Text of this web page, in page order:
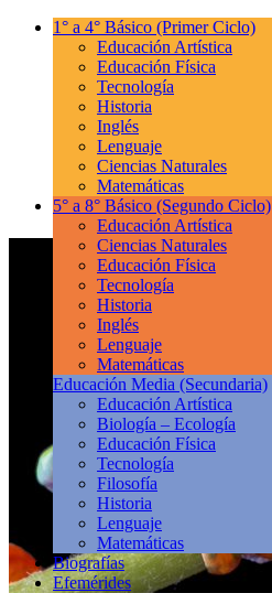
1° a 4° Básico (Primer Ciclo)
Educación Artística
Educación Física
Tecnología
Historia
Inglés
Lenguaje
Ciencias Naturales
Matemáticas
5° a 8° Básico (Segundo Ciclo)
Educación Artística
Ciencias Naturales
Educación Física
Tecnología
Historia
Inglés
Lenguaje
Matemáticas
Educación Media (Secundaria)
Educación Artística
Biología – Ecología
Educación Física
Tecnología
Filosofía
Historia
Lenguaje
Matemáticas
Biografías
Efemérides